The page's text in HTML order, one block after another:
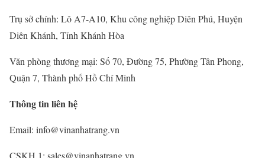
Trụ sở chính: Lô A7-A10, Khu công nghiệp Diên Phú, Huyện
Diên Khánh, Tỉnh Khánh Hòa
Văn phòng thương mại: Số 70, Đường 75, Phường Tân Phong,
Quận 7, Thành phố Hồ Chí Minh
Thông tin liên hệ
Email: info@vinanhatrang.vn
CSKH 1: sales@vinanhatrang.vn